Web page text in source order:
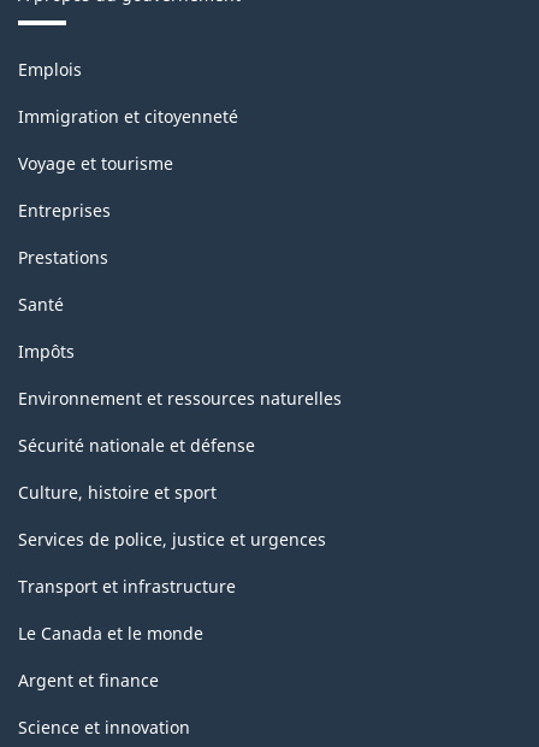
Thèmes
sujets
Emplois
Immigration et citoyenneté
Voyage et tourisme
Entreprises
Prestations
Santé
Impôts
Environnement et ressources naturelles
Sécurité nationale et défense
Culture, histoire et sport
Services de police, justice et urgences
Transport et infrastructure
Le Canada et le monde
Argent et finance
Science et innovation